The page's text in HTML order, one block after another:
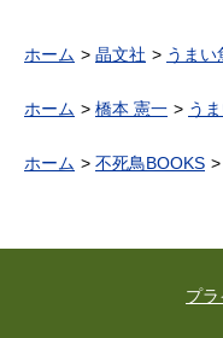
ホーム 晶文社 うまい
ホーム 橋本 憲一 う
ホーム 不死鳥BOOKS
プ